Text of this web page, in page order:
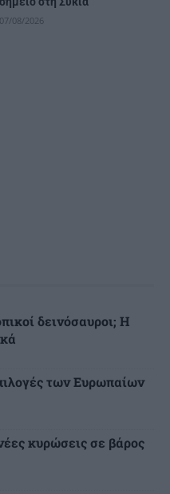
07/08/2026
δεινόσαυροι; Η
των Ευρωπαίων
κυρώσεις σε βάρος